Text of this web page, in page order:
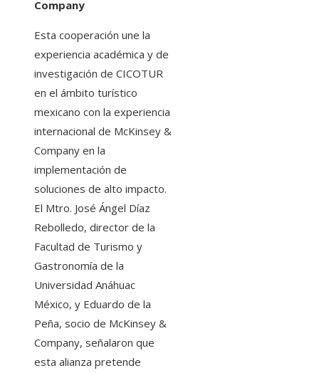
Company
Esta cooperación une la
experiencia académica y de
investigación de CICOTUR
en el ámbito turístico
mexicano con la experiencia
internacional de McKinsey &
Company en la
implementación de
soluciones de alto impacto.
El Mtro. José Ángel Díaz
Rebolledo, director de la
Facultad de Turismo y
Gastronomía de la
Universidad Anáhuac
México, y Eduardo de la
Peña, socio de McKinsey &
Company, señalaron que
esta alianza pretende